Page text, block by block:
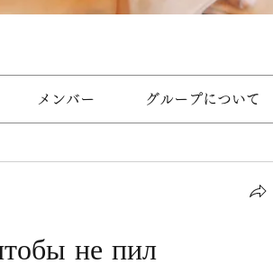
メンバー グループについて
не пил